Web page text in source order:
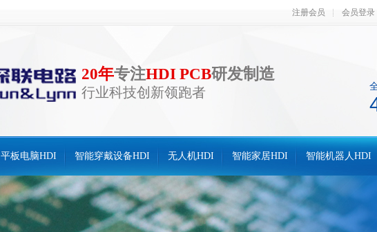
注册会员 会员登录
20年专注HDI PCB研发制造
行业科技创新领跑者
平板电脑HDI 智能穿戴设备HDI 无人机HDI 智能家居HDI 智能机器人HDI